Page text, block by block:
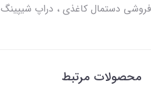
فروشی دستمال کاغذی ، دراپ شیپینگ
محصولات مرتبط